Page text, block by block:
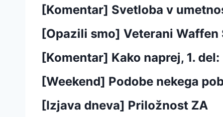
[Komentar] Svetloba v
[Opazili smo] Veterani
[Komentar] Kako naprej, 1.
[Weekend] Podobe nekega
[Izjava dneva] Priložnost ZA